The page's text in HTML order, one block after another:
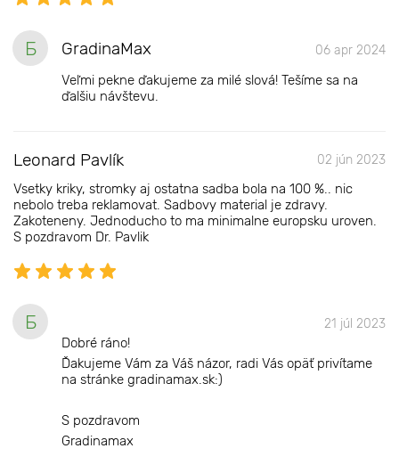
Б GradinaMax 06 apr 2024
Veľmi pekne ďakujeme za milé slová! Tešíme sa na
ďalšiu návštevu.
Leonard Pavlík 02 jún 2023
Vsetky kriky, stromky aj ostatna sadba bola na 100 %.. nic
nebolo treba reklamovat. Sadbovy material je zdravy.
Zakoteneny. Jednoducho to ma minimalne europsku uroven.
S pozdravom Dr. Pavlik
Б 21 júl 2023
Dobré ráno!
Ďakujeme Vám za Váš názor, radi Vás opäť privítame
na stránke gradinamax.sk:)
S pozdravom
Gradinamax